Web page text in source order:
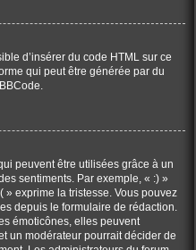
d’insérer du code HTML sur ce
qui peut être générée par du
peuvent être utilisées grâce à un
sentiments. Par exemple, « :) »
» exprime la tristesse. Vous pouvez
depuis le formulaire de rédaction.
émoticônes, elles peuvent
un modérateur pourrait décider de